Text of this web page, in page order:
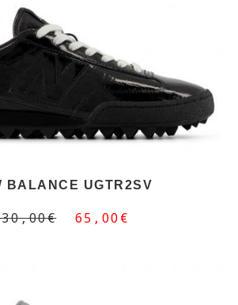
BALANCE UGTR2SV
65,00€